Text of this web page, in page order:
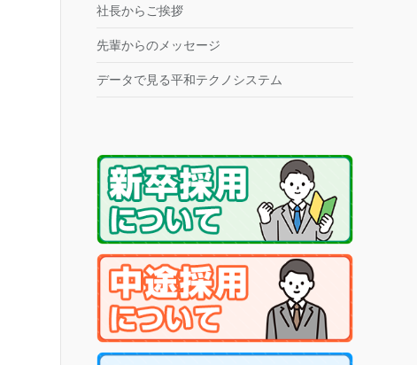
社長からご挨拶
先輩からのメッセージ
データで見る平和テクノシステム